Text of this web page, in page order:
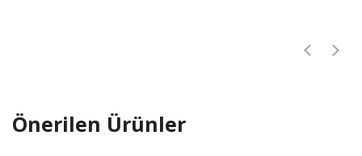
Önerilen Ürünler